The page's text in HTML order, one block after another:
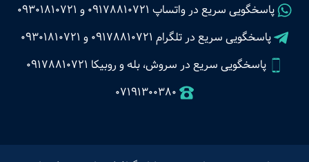
پاسخگویی سریع در واتساپ 09178810721 و 09301810721
پاسخگویی سریع در تلگرام 09178810721 و 09301810721
پاسخگویی سریع در سروش، بله و روبیکا 09178810721
07191300380